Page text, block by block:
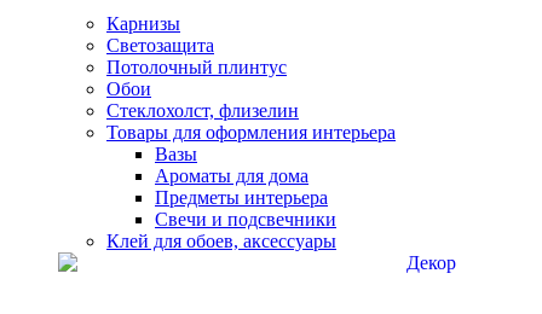
Карнизы
Светозащита
Потолочный плинтус
Обои
Стеклохолст, флизелин
Товары для оформления интерьера
Вазы
Ароматы для дома
Предметы интерьера
Свечи и подсвечники
Клей для обоев, аксессуары